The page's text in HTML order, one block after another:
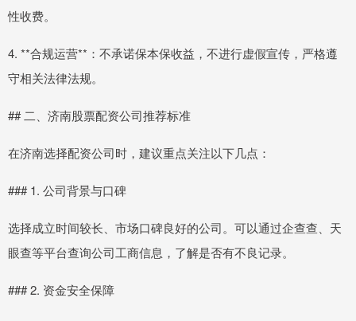
性收费。
4. **合规运营**：不承诺保本保收益，不进行虚假宣传，严格遵
守相关法律法规。
## 二、济南股票配资公司推荐标准
在济南选择配资公司时，建议重点关注以下几点：
### 1. 公司背景与口碑
选择成立时间较长、市场口碑良好的公司。可以通过企查查、天
眼查等平台查询公司工商信息，了解是否有不良记录。
### 2. 资金安全保障